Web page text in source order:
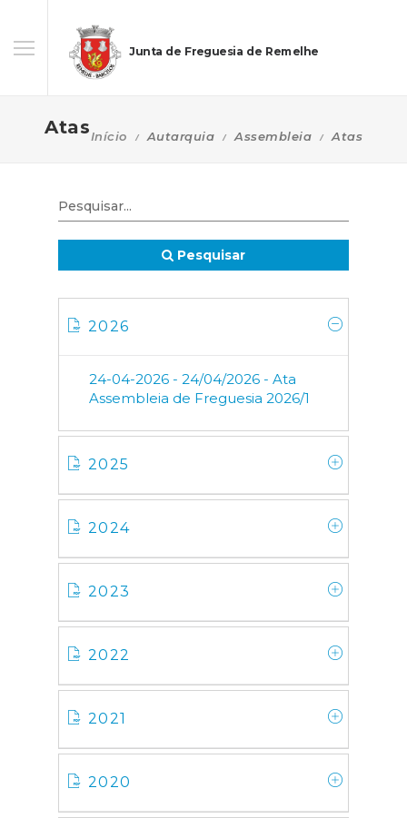
Junta de Freguesia de Remelhe
AtasInício Autarquia Assembleia Atas
Pesquisar
2026
24-04-2026 - 24/04/2026 - Ata
Assembleia de Freguesia 2026/1
2025
2024
2023
2022
2021
2020